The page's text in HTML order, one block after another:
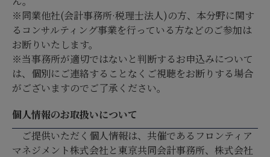
※同業他社(会計事務所·税理士法人)の方、本分野に関す
るコンサルティング事業を行っている方などのご参加は
お断りいたします。
※当事務所が適切ではないと判断するお申込みについて
は、個別にご連絡することなくご視聴をお断りする場合
がございますのでご了承ください。
個人情報のお取扱いについて
ご提供いただく個人情報は、共催であるフロンティア
マネジメント株式会社と東京共同会計事務所、株式会社